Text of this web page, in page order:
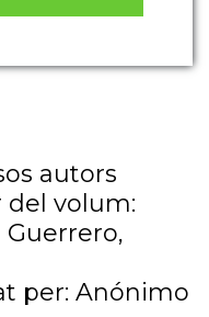
autors
del volum:
Guerrero,
per: Anónimo